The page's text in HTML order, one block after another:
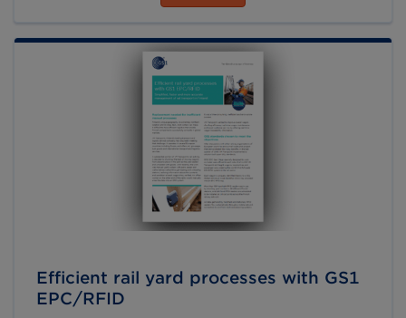
Efficient rail yard processes with GS1
EPC/RFID